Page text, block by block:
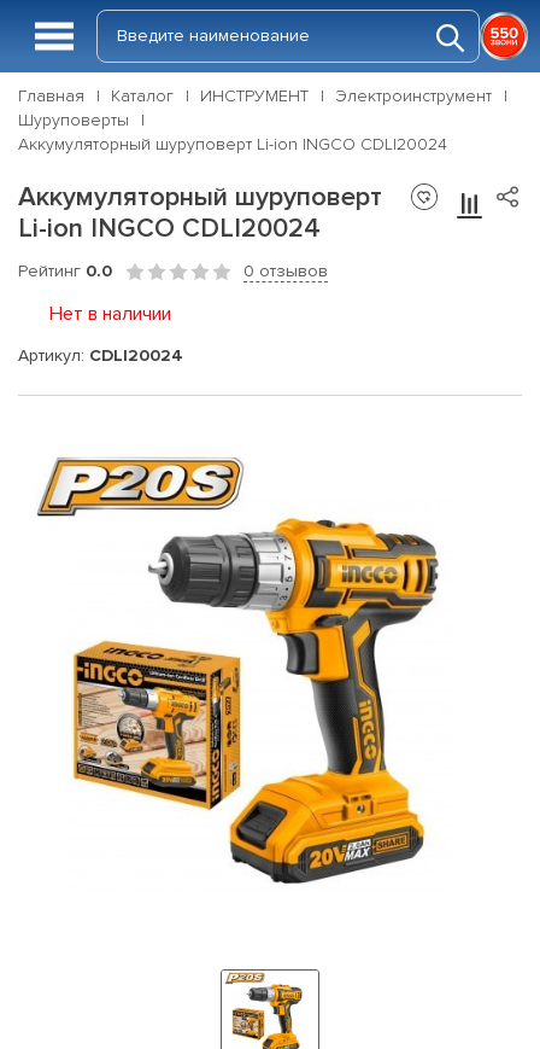
Главная Каталог ИНСТРУМЕНТ
Электроинструмент
Шуруповерты
Аккумуляторный шуруповерт Li-ion INGCO CDLI20024
Аккумуляторный шуруповерт
Li-ion INGCO CDLI20024
Рейтинг 0.0 0 отзывов
Нет в наличии
Артикул: CDLI20024